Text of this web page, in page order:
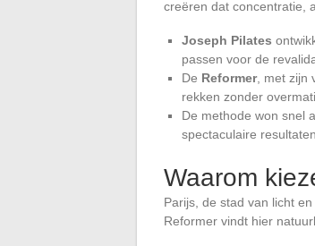
creëren dat concentratie,
Joseph Pilates
passen voor de
De Reformer, met zijn
rekken zonder
De methode won snel
spectaculaire
Waarom
Parijs, de stad van licht
Reformer vindt hier